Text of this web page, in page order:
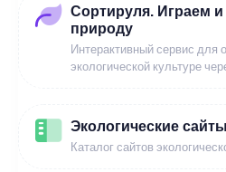
Сортируля. Играем
природу
Интерактивный сервис для
экологической культуре
Экологические сайты
Каталог сайтов